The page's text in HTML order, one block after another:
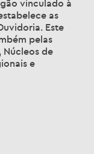
vinculado à
as
Este
pelas
Núcleos de
e